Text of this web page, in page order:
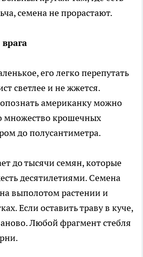
семена не прорастают.
его легко перепутать
светлее и не жжется.
американку можно
множество крошечных
до полусантиметра.
до тысячи семян, которые
десятилетиями. Семена
выполотом растении и
Если оставить траву в куче,
Любой фрагмент стебля